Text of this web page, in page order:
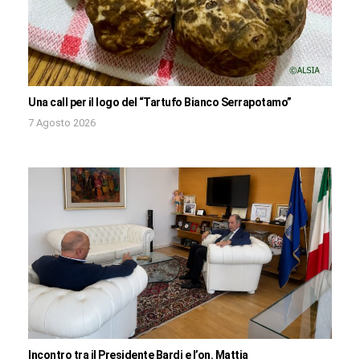
Una call per il logo del “Tartufo Bianco Serrapotamo”
7 Agosto 2026
Incontro tra il Presidente Bardi e l’on. Mattia